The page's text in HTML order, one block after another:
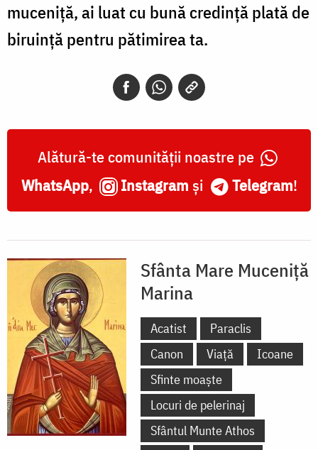
muceniţă, ai luat cu bună credinţă plată de
biruinţă pentru pătimirea ta.
Alătură-te comunității noastre pe
WhatsApp, Instagram și Telegram!
Sfânta Mare Muceniță
Marina
Acatist
Paraclis
Canon
Viață
Icoane
Sfinte moaște
Locuri de pelerinaj
Sfântul Munte Athos